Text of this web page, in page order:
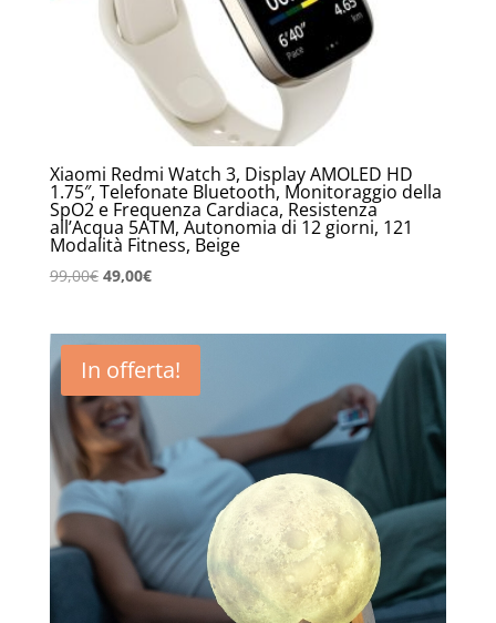
Xiaomi Redmi Watch 3, Display AMOLED HD
1.75″, Telefonate Bluetooth, Monitoraggio della
SpO2 e Frequenza Cardiaca, Resistenza
all’Acqua 5ATM, Autonomia di 12 giorni, 121
Modalità Fitness, Beige
99,00€ Il
era:
99,00€.
49,00€Il
è:
49,00€.
In offerta!